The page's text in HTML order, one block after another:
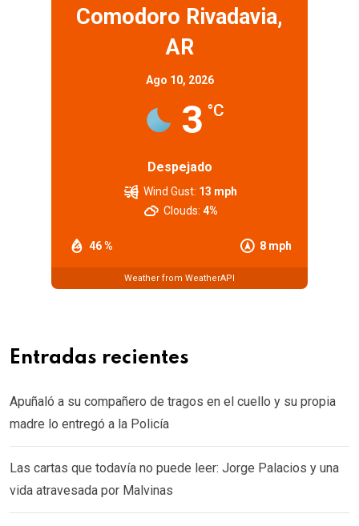
Comodoro Rivadavia,
AR
Ago 10, 2026
3 °C
Despejado
46 % 8 mph
Wind Gust: 13 mph
Clouds: 4%
Weather from WeatherAPI
Entradas recientes
Apuñaló a su compañero de tragos en el cuello y su propia
madre lo entregó a la Policía
Las cartas que todavía no puede leer: Jorge Palacios y una
vida atravesada por Malvinas